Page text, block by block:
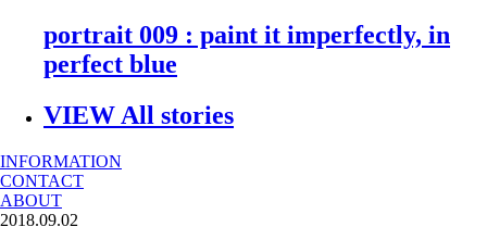
portrait 009 : paint it imperfectly, in
perfect blue
VIEW All stories
INFORMATION
CONTACT
ABOUT
2018.09.02